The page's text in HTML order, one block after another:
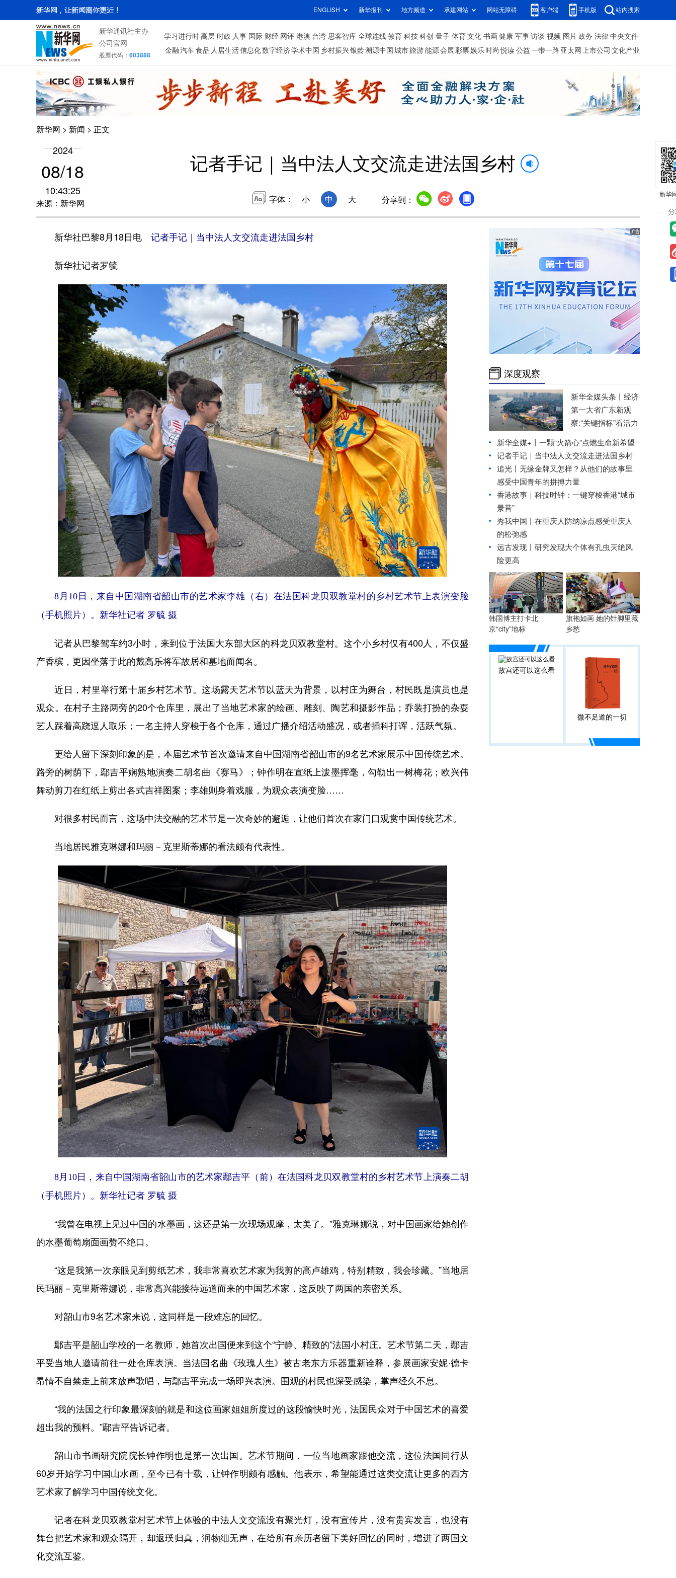
ENGLISH 新华报刊 地方频道 承建网站 网站无障碍 客户端 手机版 站内搜索
新华通讯社主办
公司官网
股票代码： 603888
学习进行时 高层 时政 人事 国际 财经 网评 港澳 台湾 思客智库 全球连线 教育 科技 科创 量子 体育 文化 书画 健康 军事 访谈 视频 图片 政务 法律 中央文件
金融 汽车 食品 人居生活信息化数字经济学术中国 乡村振兴银龄溯源中国 城市旅游 能源 会展 彩票娱乐 时尚 悦读 公益 一带一路 亚太网 上市公司 文化产业
新华网 > 新闻 > 正文
2024
08/18
10:43:25
来源：新华网
记者手记｜当中法人文交流走进法国乡村
字体： 小 中 大 分享到：
新华社巴黎8月18日电 记者手记｜当中法人文交流走进法国乡村
新华社记者罗毓
8月10日，来自中国湖南省韶山市的艺术家李雄（右）在法国科龙贝双教堂村的乡村艺术节上表演变脸
（手机照片）。新华社记者 罗毓 摄
记者从巴黎驾车约3小时，来到位于法国大东部大区的科龙贝双教堂村。这个小乡村仅有400人，不仅盛
产香槟，更因坐落于此的戴高乐将军故居和墓地而闻名。
近日，村里举行第十届乡村艺术节。这场露天艺术节以蓝天为背景，以村庄为舞台，村民既是演员也是
观众。在村子主路两旁的20个仓库里，展出了当地艺术家的绘画、雕刻、陶艺和摄影作品；乔装打扮的杂耍
艺人踩着高跷逗人取乐；一名主持人穿梭于各个仓库，通过广播介绍活动盛况，或者插科打诨，活跃气氛。
更给人留下深刻印象的是，本届艺术节首次邀请来自中国湖南省韶山市的9名艺术家展示中国传统艺术。
路旁的树荫下，鄢吉平娴熟地演奏二胡名曲《赛马》；钟作明在宣纸上泼墨挥毫，勾勒出一树梅花；欧兴伟
舞动剪刀在红纸上剪出各式吉祥图案；李雄则身着戏服，为观众表演变脸……
对很多村民而言，这场中法交融的艺术节是一次奇妙的邂逅，让他们首次在家门口观赏中国传统艺术。
当地居民雅克琳娜和玛丽－克里斯蒂娜的看法颇有代表性。
8月10日，来自中国湖南省韶山市的艺术家鄢吉平（前）在法国科龙贝双教堂村的乡村艺术节上演奏二胡
（手机照片）。新华社记者 罗毓 摄
“我曾在电视上见过中国的水墨画，这还是第一次现场观摩，太美了。”雅克琳娜说，对中国画家给她创作
的水墨葡萄扇面画赞不绝口。
“这是我第一次亲眼见到剪纸艺术，我非常喜欢艺术家为我剪的高卢雄鸡，特别精致，我会珍藏。”当地居
民玛丽－克里斯蒂娜说，非常高兴能接待远道而来的中国艺术家，这反映了两国的亲密关系。
对韶山市9名艺术家来说，这同样是一段难忘的回忆。
鄢吉平是韶山学校的一名教师，她首次出国便来到这个“宁静、精致的”法国小村庄。艺术节第二天，鄢吉
平受当地人邀请前往一处仓库表演。当法国名曲《玫瑰人生》被古老东方乐器重新诠释，参展画家安妮·德卡
昂情不自禁走上前来放声歌唱，与鄢吉平完成一场即兴表演。围观的村民也深受感染，掌声经久不息。
“我的法国之行印象最深刻的就是和这位画家姐姐所度过的这段愉快时光，法国民众对于中国艺术的喜爱
超出我的预料。”鄢吉平告诉记者。
韶山市书画研究院院长钟作明也是第一次出国。艺术节期间，一位当地画家跟他交流，这位法国同行从
60岁开始学习中国山水画，至今已有十载，让钟作明颇有感触。他表示，希望能通过这类交流让更多的西方
艺术家了解学习中国传统文化。
记者在科龙贝双教堂村艺术节上体验的中法人文交流没有聚光灯，没有宣传片，没有贵宾发言，也没有
舞台把艺术家和观众隔开，却返璞归真，润物细无声，在给所有亲历者留下美好回忆的同时，增进了两国文
化交流互鉴。
深度观察
新华全媒头条丨 经济
第一大省广东新观
察:“关键指标”看活力
新华全媒+丨 一颗“火箭心”点燃生命新希望
记者手记｜当中法人文交流走进法国乡村
追光丨 无缘金牌又怎样？从他们的故事里
感受中国青年的拼搏力量
香港故事｜科技时钟：一键穿梭香港“城市
景昔”
秀我中国丨 在重庆人防纳凉点感受重庆人
的松弛感
远古发现丨研究发现大个体有孔虫灭绝风
险更高
韩国博主打卡北
京“city”地标
旗袍如画 她的针脚里藏
乡愁
故宫还可以这么看
微不足道的一切